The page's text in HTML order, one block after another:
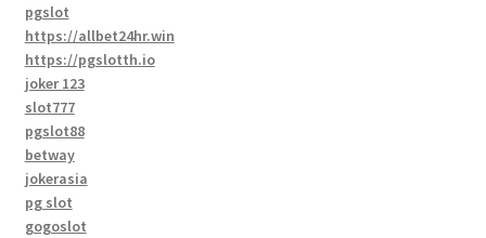
pgslot
https://allbet24hr.win
https://pgslotth.io
joker 123
slot777
pgslot88
betway
jokerasia
pg slot
gogoslot